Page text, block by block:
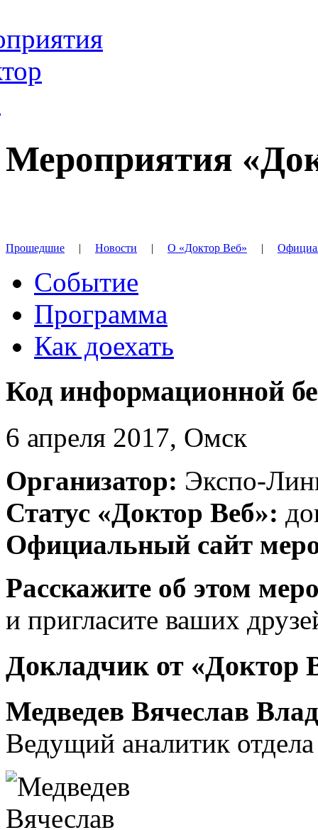
Мероприятия
Прошедшие | Новости | О «Доктор Веб» |
Событие
Программа
Как доехать
Код информационной
6 апреля 2017, Омск
Организатор: Экспо-
Статус «Доктор Веб»:
Официальный сайт
Расскажите об этом
и пригласите ваших
Докладчик от «Доктор
Медведев Вячеслав
Ведущий аналитик отдела